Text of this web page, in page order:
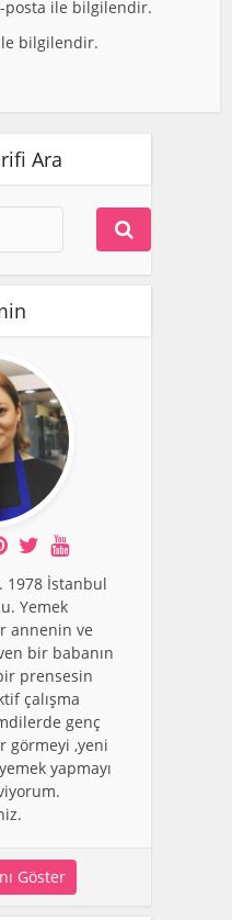
posta ile bilgilendir.
bilgilendir.
Ara
1978 İstanbul
Yemek
annenin ve
bir babanın
prensesin
çalışma
genç
görmeyi ,yeni
yapmayı
Göster